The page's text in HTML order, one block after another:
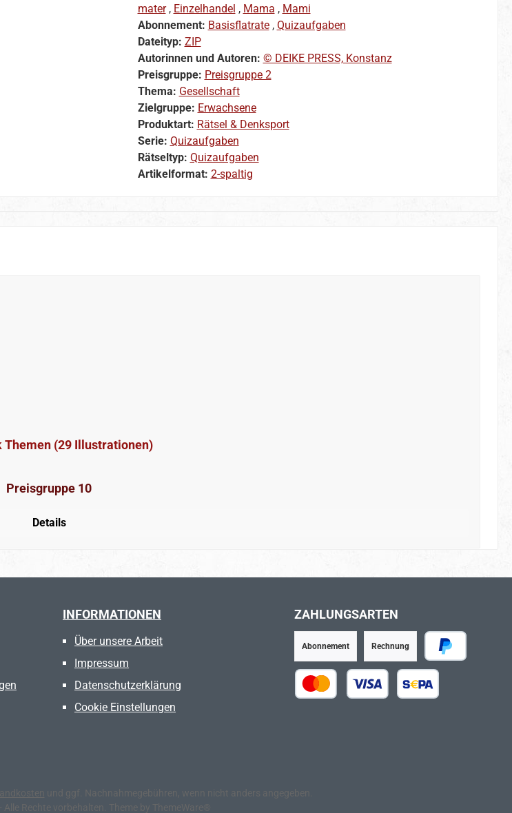
mater, Einzelhandel , Mama , Mami
Abonnement: Basisflatrate, Quizaufgaben
Dateityp: ZIP
Autorinnen und Autoren: © DEIKE PRESS, Konstanz
Preisgruppe: Preisgruppe 2
Thema: Gesellschaft
Zielgruppe: Erwachsene
Produktart: Rätsel & Denksport
Serie: Quizaufgaben
Rätseltyp: Quizaufgaben
Artikelformat: 2-spaltig
Themen (29 Illustrationen)
Preisgruppe 10
Details
INFORMATIONEN
Über unsere Arbeit
Impressum
Datenschutzerklärung
Cookie Einstellungen
ZAHLUNGSARTEN
PayPal
Abonnement Rechnung
und ggf. Nachnahmegebühren, wenn nicht anders angegeben.
Alle Rechte vorbehalten. Theme by ThemeWare®